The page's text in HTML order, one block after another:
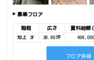
募集フロア
階数 広さ 賃料総額
地上 3F
36.60坪
フロア詳細